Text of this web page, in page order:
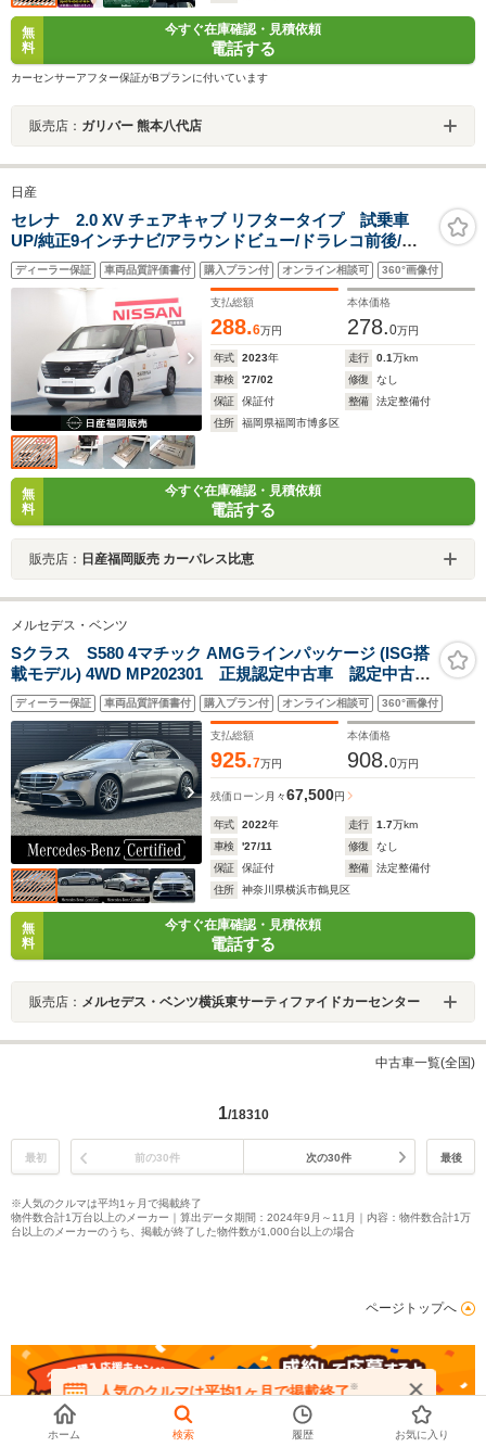
無
料
今すぐ在庫確認・見積依頼
電話する
カーセンサーアフター保証がBプランに付いています
販売店： ガリバー 熊本八代店
日産
セレナ 2.0 XV チェアキャブ リフタータイプ 試乗車
UP/純正9インチナビ/アラウンドビュー/ドラレコ前後/両
側オートスライドドア/プロパイロット/スマ-トルームミ
ラ-/ETC
ディーラー保証 車両品質評価書付 購入プラン付 オンライン相談可 360°画像付
支払総額
288.6万円
本体価格
278.0万円
年式 2023年 走行 0.1万km
車検
'27/02 修復
なし
保証
保証付 整備
法定整備付
住所
福岡県福岡市博多区
無
料
今すぐ在庫確認・見積依頼
電話する
販売店： 日産福岡販売 カーパレス比恵
メルセデス・ベンツ
Sクラス S580 4マチック AMGラインパッケージ (ISG搭
載モデル) 4WD MP202301 正規認定中古車 認定中古車
保証2年付き AMGラインパッケージ パノラミックス
ライディングルーフ ブルメスターサラウンドサウンド
システム ACC 360°カメラ オートトランク レーダ
ーセーフティ LED USB
ディーラー保証 車両品質評価書付 購入プラン付 オンライン相談可 360°画像付
支払総額
925.7万円
本体価格
908.0万円
残価ローン 月々67,500円
年式 2022年 走行 1.7万km
車検
'27/11 修復
なし
保証
保証付 整備
法定整備付
住所
神奈川県横浜市鶴見区
無
料
今すぐ在庫確認・見積依頼
電話する
販売店： メルセデス・ベンツ横浜東サーティファイドカーセンター
中古車一覧(全国)
1/18310
最初 前の30件 次の30件 最後
※人気のクルマは平均1ヶ月で掲載終了
物件数合計1万台以上のメーカー｜算出データ期間：2024年9月～11月｜内容：物件数合計1万
台以上のメーカーのうち、掲載が終了した物件数が1,000台以上の場合
ページトップへ
人気のクルマは平均1ヶ月で掲載終了※
在庫が無くなる前にお問い合わせください
ホーム 検索 履歴 お気に入り